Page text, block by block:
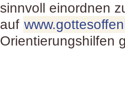
sinnvoll einordnen
auf
Orientierungshilfen